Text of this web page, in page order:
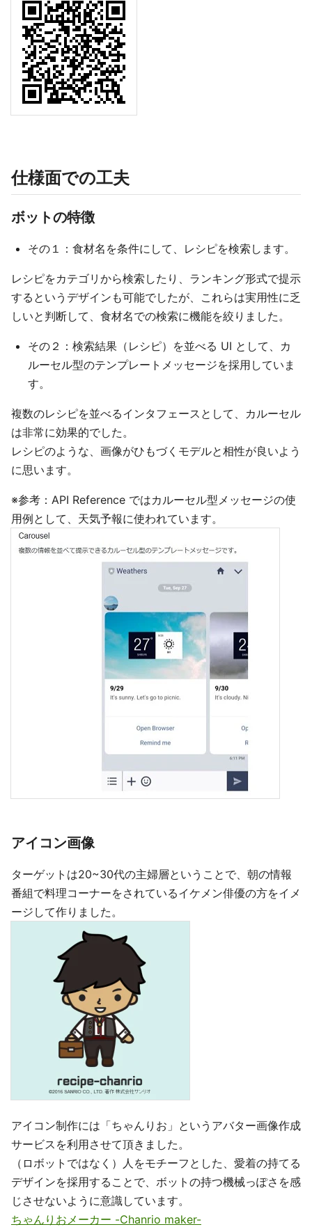
仕様面での工夫
ボットの特徴
その１：食材名を条件にして、レシピを検索します。
レシピをカテゴリから検索したり、ランキング形式で提示
するというデザインも可能でしたが、これらは実用性に乏
しいと判断して、食材名での検索に機能を絞りました。
その２：検索結果（レシピ）を並べる UI として、カ
ルーセル型のテンプレートメッセージを採用していま
す。
複数のレシピを並べるインタフェースとして、カルーセル
は非常に効果的でした。
レシピのような、画像がひもづくモデルと相性が良いよう
に思います。
※参考：API Reference ではカルーセル型メッセージの使
用例として、天気予報に使われています。
アイコン画像
ターゲットは20~30代の主婦層ということで、朝の情報
番組で料理コーナーをされているイケメン俳優の方をイメ
ージして作りました。
アイコン制作には「ちゃんりお」というアバター画像作成
サービスを利用させて頂きました。
（ロボットではなく）人をモチーフとした、愛着の持てる
デザインを採用することで、ボットの持つ機械っぽさを感
じさせないように意識しています。
ちゃんりおメーカー -Chanrio maker-